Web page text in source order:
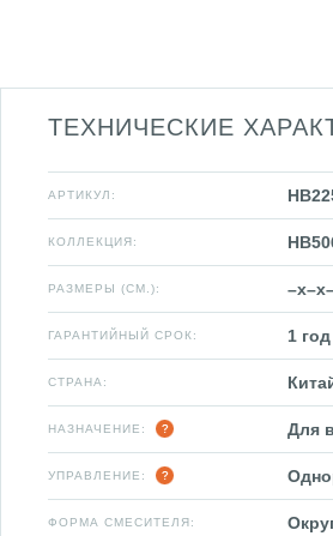
ТЕХНИЧЕСКИЕ
АРТИКУЛ:
КОЛЛЕКЦИЯ:
РАЗМЕРЫ (СМ.):
ГАРАНТИЙНЫЙ СРОК: 1 год
СТРАНА:
НАЗНАЧЕНИЕ: Для
УПРАВЛЕНИЕ:
ФОРМА СМЕСИТЕЛЯ: